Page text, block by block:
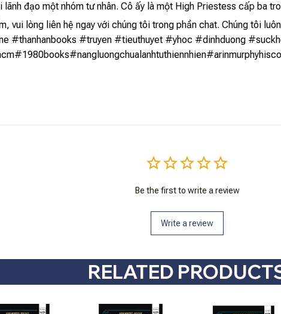
đạo một nhóm tư nhân. Cô ấy là một High Priestess cấp ba
vui lòng liên hệ ngay với chúng tôi trong phần chat. Chúng tôi
#thanhanbooks #truyen #tieuthuyet #yhoc #dinhduong
Be the first to write a review
Write a review
RELATED